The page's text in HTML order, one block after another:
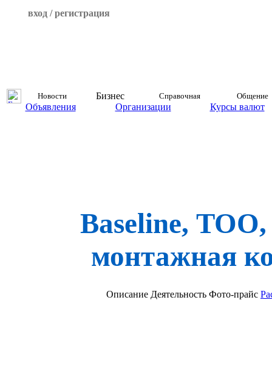
вход / регистрация
Новости Бизнес Справочная Общение
Объявления Организации Курсы валют
Baseline, ТОО,
монтажная
Описание Деятельность Фото-прайс